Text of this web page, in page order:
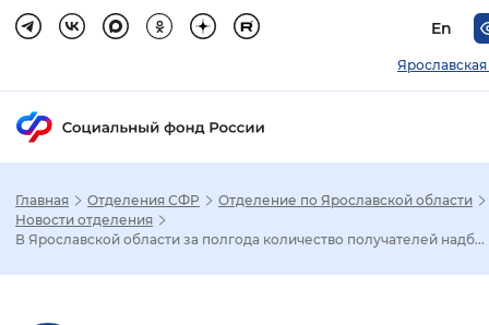
En
Настройка режима отображения
Главная Отделения СФР
Отделение по Ярославской области
Новости отделения
В Ярославской области за полгода количество получателей надб...